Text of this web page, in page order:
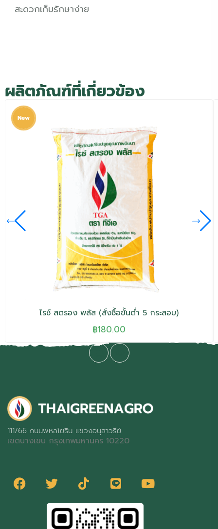
สะดวกเก็บรักษาง่าย
ผลิตภัณฑ์ที่เกี่ยวข้อง
New
ไรซ์ สตรอง พลัส (สั่งซื้อขั้นต่ำ 5 กระสอบ)
฿180.00
111/66 ถนนพหลโยธิน แขวงอนุสาวรีย์
เขตบางเขน กรุงเทพมหานคร 10220